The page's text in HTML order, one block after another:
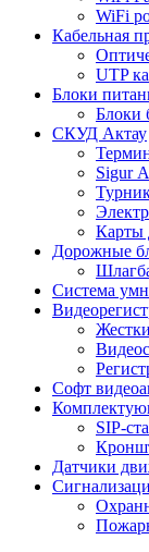
WiFi
Кабельная
UTP
Блоки
Блоки
СКУД Актау
Sigur
Карты
Дорожные
Система
Софт
SIP-
Датчики